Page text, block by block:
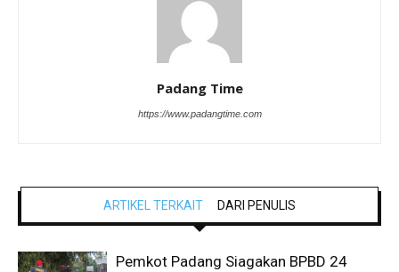
Padang Time
https://www.padangtime.com
ARTIKEL TERKAIT DARI PENULIS
Pemkot Padang Siagakan BPBD 24